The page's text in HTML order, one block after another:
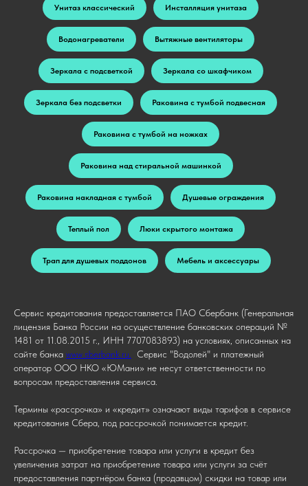
Унитаз классический Инсталляция унитаза
Водонагреватели Вытяжные вентиляторы
Зеркала с подсветкой Зеркала со шкафчиком
Зеркала без подсветки Раковина с тумбой подвесная
Раковина с тумбой на ножках
Раковина над стиральной машинкой
Раковина накладная с тумбой Душевые ограждения
Теплый пол Люки скрытого монтажа
Трап для душевых поддонов Мебель и аксессуары
Сервис кредитования предоставляется ПАО Сбербанк (Генеральная
лицензия Банка России на осуществление банковских операций №
1481 от 11.08.2015 г., ИНН 7707083893) на условиях, описанных на
сайте банка www.sberbank.ru.
Сервис "Водолей" и платежный
оператор ООО НКО «ЮМани» не несут ответственности по
вопросам предоставления сервиса.
Термины «рассрочка» и «кредит» означают виды тарифов в сервисе
кредитования Сбера, под рассрочкой понимается кредит.
Рассрочка — приобретение товара или услуги в кредит без
увеличения затрат на приобретение товара или услуги за счёт
предоставления партнёром банка (продавцом) скидки на товар или